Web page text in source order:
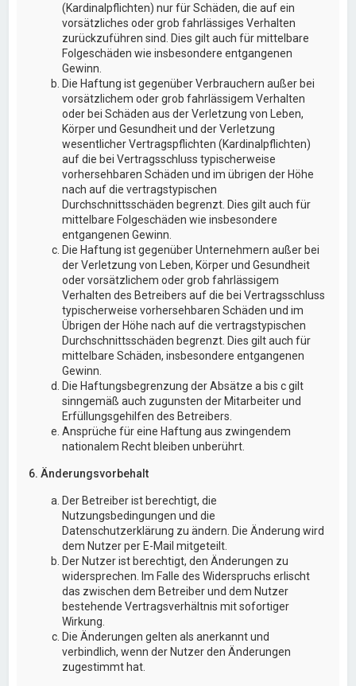
(Kardinalpflichten) nur für Schäden, die auf ein
vorsätzliches oder grob fahrlässiges Verhalten
zurückzuführen sind. Dies gilt auch für mittelbare
Folgeschäden wie insbesondere entgangenen
Gewinn.
Die Haftung ist gegenüber Verbrauchern außer bei
vorsätzlichem oder grob fahrlässigem Verhalten
oder bei Schäden aus der Verletzung von Leben,
Körper und Gesundheit und der Verletzung
wesentlicher Vertragspflichten (Kardinalpflichten)
auf die bei Vertragsschluss typischerweise
vorhersehbaren Schäden und im übrigen der Höhe
nach auf die vertragstypischen
Durchschnittsschäden begrenzt. Dies gilt auch für
mittelbare Folgeschäden wie insbesondere
entgangenen Gewinn.
Die Haftung ist gegenüber Unternehmern außer bei
der Verletzung von Leben, Körper und Gesundheit
oder vorsätzlichem oder grob fahrlässigem
Verhalten des Betreibers auf die bei Vertragsschluss
typischerweise vorhersehbaren Schäden und im
Übrigen der Höhe nach auf die vertragstypischen
Durchschnittsschäden begrenzt. Dies gilt auch für
mittelbare Schäden, insbesondere entgangenen
Gewinn.
Die Haftungsbegrenzung der Absätze a bis c gilt
sinngemäß auch zugunsten der Mitarbeiter und
Erfüllungsgehilfen des Betreibers.
Ansprüche für eine Haftung aus zwingendem
nationalem Recht bleiben unberührt.
6. Änderungsvorbehalt
Der Betreiber ist berechtigt, die
Nutzungsbedingungen und die
Datenschutzerklärung zu ändern. Die Änderung wird
dem Nutzer per E-Mail mitgeteilt.
Der Nutzer ist berechtigt, den Änderungen zu
widersprechen. Im Falle des Widerspruchs erlischt
das zwischen dem Betreiber und dem Nutzer
bestehende Vertragsverhältnis mit sofortiger
Wirkung.
Die Änderungen gelten als anerkannt und
verbindlich, wenn der Nutzer den Änderungen
zugestimmt hat.